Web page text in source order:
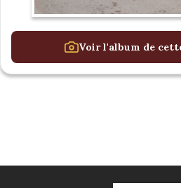
Voir l'album de